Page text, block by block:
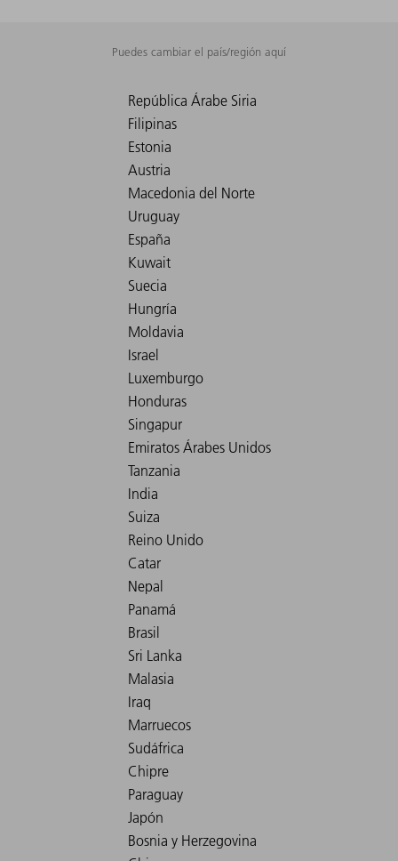
Puedes cambiar el país/región aquí